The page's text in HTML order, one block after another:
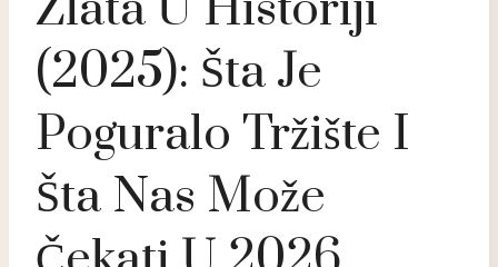
(2025): Šta Je
Poguralo Tržište I
Šta Nas Može